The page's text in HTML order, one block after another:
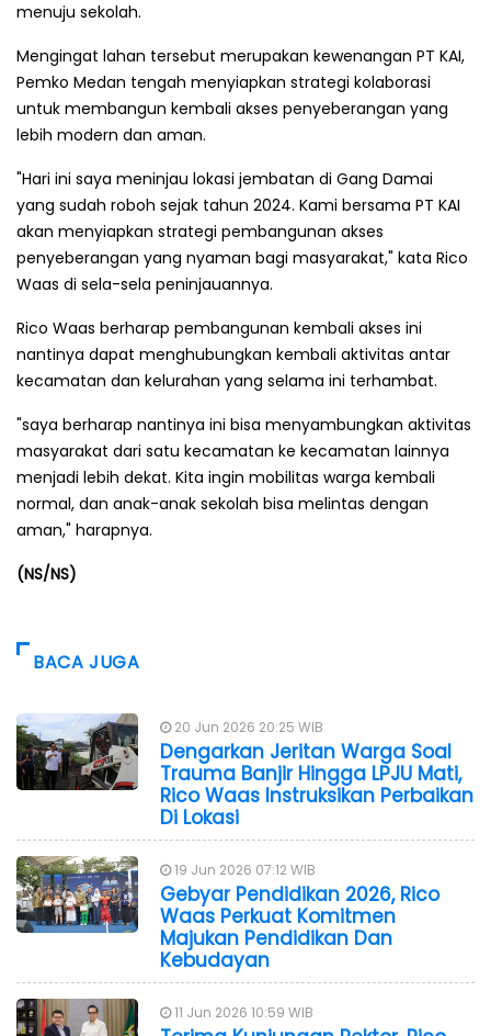
menuju sekolah.
Mengingat lahan tersebut merupakan kewenangan PT KAI,
Pemko Medan tengah menyiapkan strategi kolaborasi
untuk membangun kembali akses penyeberangan yang
lebih modern dan aman.
"Hari ini saya meninjau lokasi jembatan di Gang Damai
yang sudah roboh sejak tahun 2024. Kami bersama PT KAI
akan menyiapkan strategi pembangunan akses
penyeberangan yang nyaman bagi masyarakat," kata Rico
Waas di sela-sela peninjauannya.
Rico Waas berharap pembangunan kembali akses ini
nantinya dapat menghubungkan kembali aktivitas antar
kecamatan dan kelurahan yang selama ini terhambat.
"saya berharap nantinya ini bisa menyambungkan aktivitas
masyarakat dari satu kecamatan ke kecamatan lainnya
menjadi lebih dekat. Kita ingin mobilitas warga kembali
normal, dan anak-anak sekolah bisa melintas dengan
aman," harapnya.
(NS/NS)
BACA JUGA
20 Jun 2026 20:25 WIB
Dengarkan Jeritan Warga Soal
Trauma Banjir Hingga LPJU Mati,
Rico Waas Instruksikan Perbaikan
Di Lokasi
19 Jun 2026 07:12 WIB
Gebyar Pendidikan 2026, Rico
Waas Perkuat Komitmen
Majukan Pendidikan Dan
Kebudayan
11 Jun 2026 10:59 WIB